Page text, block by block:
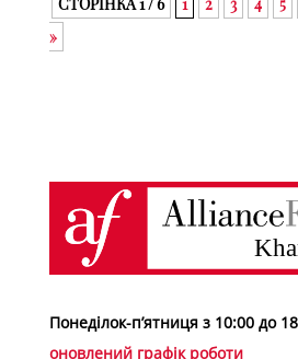
»
Понеділок-п’ятниця з 10:00 до
оновлений графік роботи